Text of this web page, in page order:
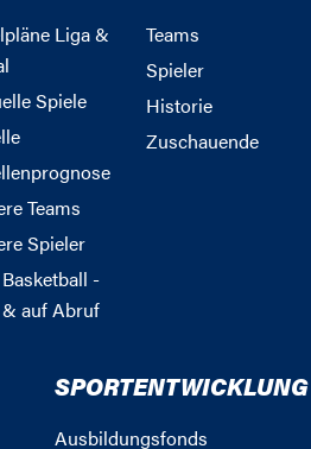
Liga &
Spiele
Teams
Spieler
-
auf Abruf
Teams
Spieler
Historie
Zuschauende
SPORTENTWICKLUNG
Ausbildungsfonds